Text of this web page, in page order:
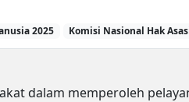
2025 Komisi Nasional Hak
dalam memperoleh